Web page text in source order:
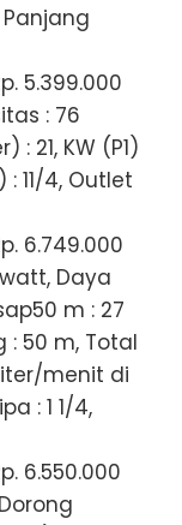
Panjang
5.399.000
: 76
21, KW (P1)
: 11/4, Outlet
6.749.000
Daya
m : 27
: 50 m, Total
menit di
: 1 1/4,
6.550.000